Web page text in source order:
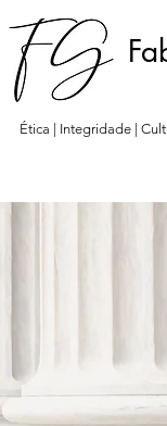
Ética | Integridade |